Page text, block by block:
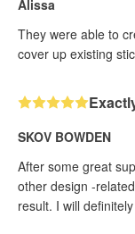
Alissa
They were able to
cover up existing
SKOV BOWDEN
After some great
other design -
result. I will